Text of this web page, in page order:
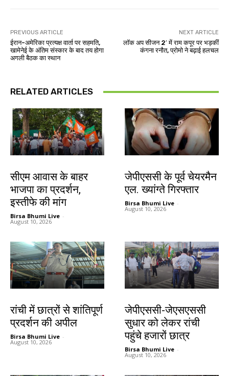
PREVIOUS ARTICLE
ईरान-अमेरिका प्रत्यक्ष वार्ता पर सहमति,
खामेनेई के अंतिम संस्कार के बाद तय होगा
अगली बैठक का स्थान
NEXT ARTICLE
लॉक अप सीजन 2′ में राम कपूर पर भड़कीं
कंगना रनौत, प्रोमो ने बढ़ाई हलचल
RELATED ARTICLES
सीएम आवास के बाहर
भाजपा का प्रदर्शन,
इस्तीफे की मांग
Birsa Bhumi Live -
August 10, 2026
जेपीएससी के पूर्व चेयरमैन
एल. ख्यांग्ते गिरफ्तार
Birsa Bhumi Live -
August 10, 2026
रांची में छात्रों से शांतिपूर्ण
प्रदर्शन की अपील
Birsa Bhumi Live -
August 10, 2026
जेपीएससी-जेएसएससी
सुधार को लेकर रांची
पहुंचे हजारों छात्र
Birsa Bhumi Live -
August 10, 2026